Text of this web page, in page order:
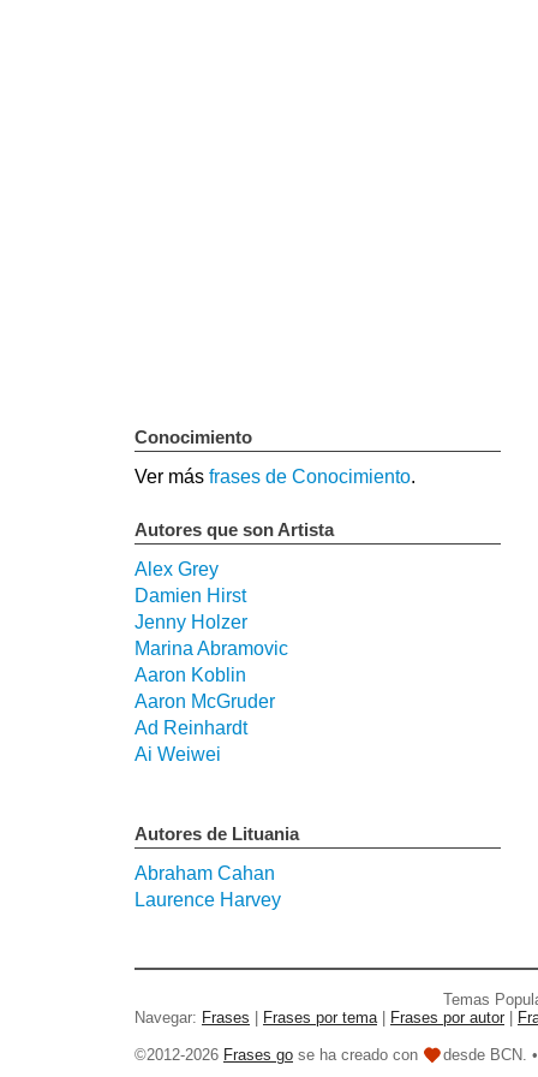
Conocimiento
Ver más frases de Conocimiento.
Autores que son Artista
Alex Grey
Damien Hirst
Jenny Holzer
Marina Abramovic
Aaron Koblin
Aaron McGruder
Ad Reinhardt
Ai Weiwei
Autores de Lituania
Abraham Cahan
Laurence Harvey
Temas
Navegar: Frases Frases por tema Frases por autor
©2012-2026 Frases go se ha creado con desde BCN.